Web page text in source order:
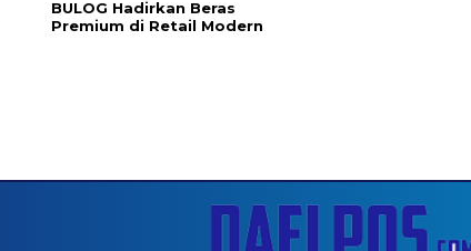
BULOG Hadirkan Beras
Premium di Retail Modern